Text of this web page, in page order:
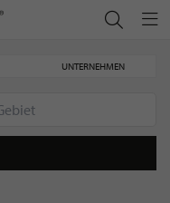
UNTERNEHMEN